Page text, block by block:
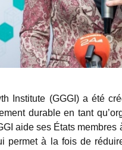
Institute (GGGI) a été
durable en tant
aide ses États
permet à la fois de